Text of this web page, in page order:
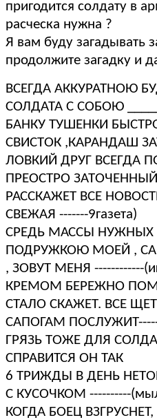
пригодится солдату в
расческа нужна ?
Я вам буду загадывать
продолжите загадку и
ВСЕГДА АККУРАТНОЮ
СОЛДАТА С СОБОЮ
БАНКУ ТУШЕНКИ
СВИСТОК ,КАРАНДАШ
ЛОВКИЙ ДРУГ ВСЕГДА
ПРЕОСТРО ЗАТОЧЕННЫЙ
РАССКАЖЕТ ВСЕ
СВЕЖАЯ -------9газета)
СРЕДЬ МАССЫ НУЖНЫХ
ПОДРУЖКОЮ МОЕЙ ,
, ЗОВУТ МЕНЯ ------------
КРЕМОМ БЕРЕЖНО
СТАЛО СКАЖЕТ. ВСЕ
САПОГАМ
ГРЯЗЬ ТОЖЕ ДЛЯ
СПРАВИТСЯ ОН ТАК
6 ТРИЖДЫ В ДЕНЬ
С КУСОЧКОМ ----------
КОГДА БОЕЦ